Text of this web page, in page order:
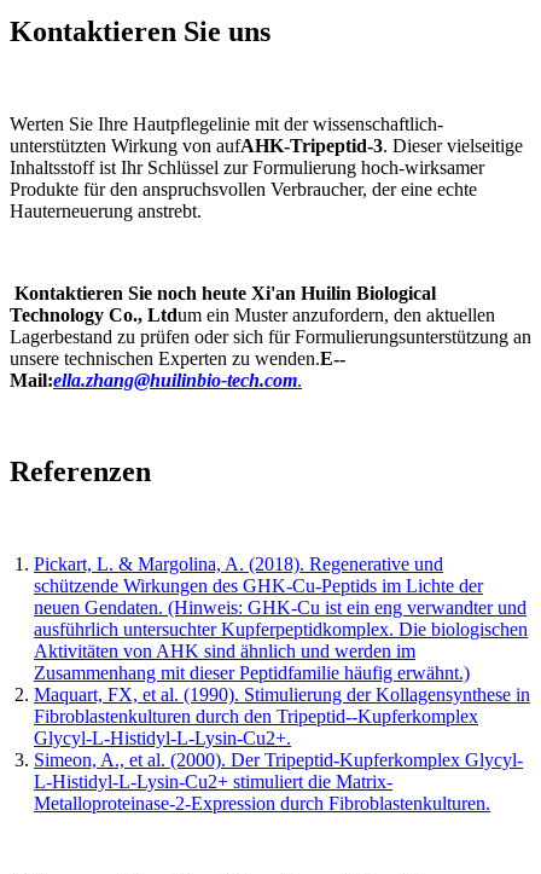
Kontaktieren Sie uns
Werten Sie Ihre Hautpflegelinie mit der wissenschaftlich-
unterstützten Wirkung von aufAHK-Tripeptid-3. Dieser vielseitige
Inhaltsstoff ist Ihr Schlüssel zur Formulierung hoch-wirksamer
Produkte für den anspruchsvollen Verbraucher, der eine echte
Hauterneuerung anstrebt.
Kontaktieren Sie noch heute Xi'an Huilin Biological
Technology Co., Ltdum ein Muster anzufordern, den aktuellen
Lagerbestand zu prüfen oder sich für Formulierungsunterstützung an
unsere technischen Experten zu wenden.E--
Mail:ella.zhang@huilinbio-tech.com.
Referenzen
Pickart, L. & Margolina, A. (2018). Regenerative und
schützende Wirkungen des GHK-Cu-Peptids im Lichte der
neuen Gendaten. (Hinweis: GHK-Cu ist ein eng verwandter und
ausführlich untersuchter Kupferpeptidkomplex. Die biologischen
Aktivitäten von AHK sind ähnlich und werden im
Zusammenhang mit dieser Peptidfamilie häufig erwähnt.)
Maquart, FX, et al. (1990). Stimulierung der Kollagensynthese in
Fibroblastenkulturen durch den Tripeptid--Kupferkomplex
Glycyl-L-Histidyl-L-Lysin-Cu2+.
Simeon, A., et al. (2000). Der Tripeptid-Kupferkomplex Glycyl-
L-Histidyl-L-Lysin-Cu2+ stimuliert die Matrix-
Metalloproteinase-2-Expression durch Fibroblastenkulturen.